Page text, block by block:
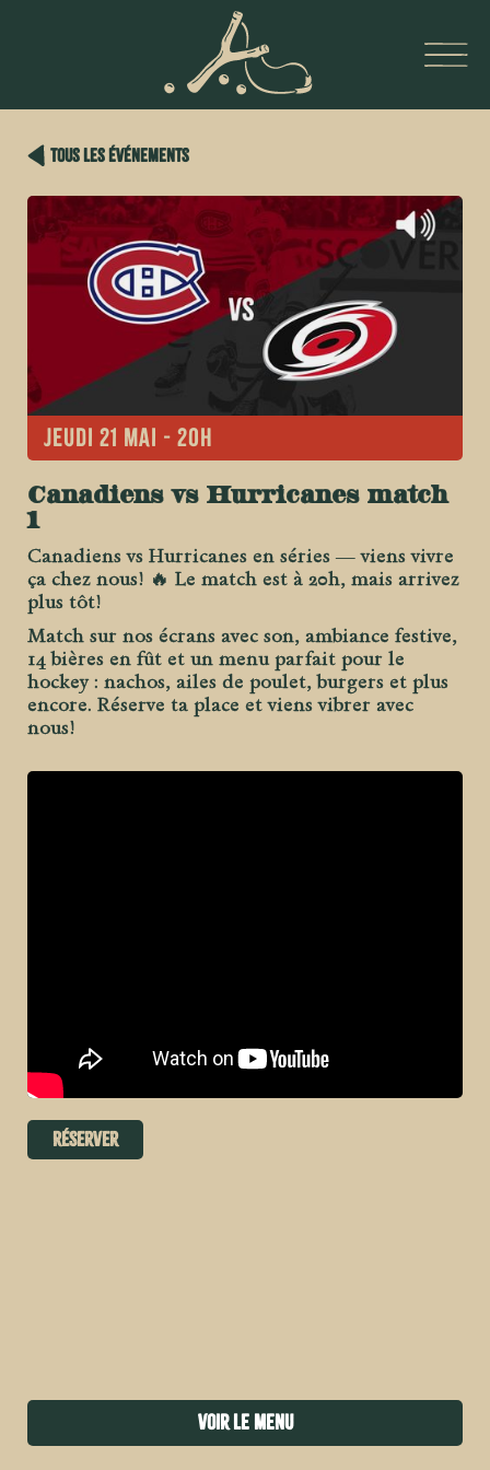
tous les événements
Jeudi 21 mai - 20h
Canadiens vs Hurricanes match
1
Canadiens vs Hurricanes en séries — viens vivre
ça chez nous! 🔥 Le match est à 20h, mais arrivez
plus tôt!
Match sur nos écrans avec son, ambiance festive,
14 bières en fût et un menu parfait pour le
hockey : nachos, ailes de poulet, burgers et plus
encore. Réserve ta place et viens vibrer avec
nous!
Réserver
Voir le menu